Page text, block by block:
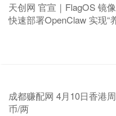
天创网 官宣｜FlagOS 镜
快速部署OpenClaw 实现“
成都赚配网 4月10日香港
币/两